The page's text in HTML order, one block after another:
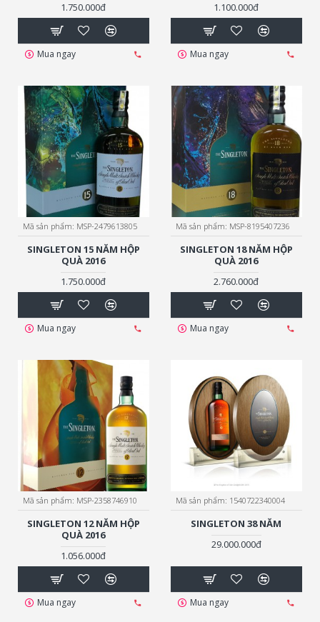
1.750.000đ
Mua ngay
1.100.000đ
Mua ngay
Mã sản phẩm: MSP-2479613805
SINGLETON 15 NĂM HỘP
QUÀ 2016
1.750.000đ
Mua ngay
Mã sản phẩm: MSP-8195407236
SINGLETON 18 NĂM HỘP
QUÀ 2016
2.760.000đ
Mua ngay
Mã sản phẩm: MSP-2358746910
SINGLETON 12 NĂM HỘP
QUÀ 2016
1.056.000đ
Mua ngay
Mã sản phẩm: 1540722340004
SINGLETON 38 NĂM
29.000.000đ
Mua ngay